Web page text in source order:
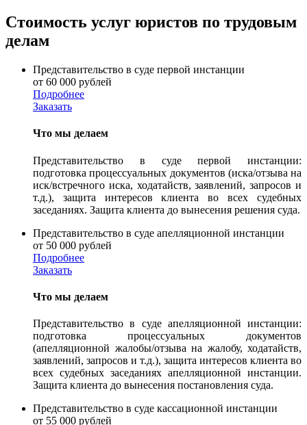
Стоимость услуг юристов по трудовым
делам
Представительство в суде первой инстанции
от 60 000 рублей
Подробнее
Заказать
Что мы делаем
Представительство в суде первой инстанции:
подготовка процессуальных документов (иска/отзыва на
иск/встречного иска, ходатайств, заявлений, запросов и
т.д.), защита интересов клиента во всех судебных
заседаниях. Защита клиента до вынесения решения суда.
Представительство в суде апелляционной инстанции
от 50 000 рублей
Подробнее
Заказать
Что мы делаем
Представительство в суде апелляционной инстанции:
подготовка процессуальных документов
(апелляционной жалобы/отзыва на жалобу, ходатайств,
заявлений, запросов и т.д.), защита интересов клиента во
всех судебных заседаниях апелляционной инстанции.
Защита клиента до вынесения постановления суда.
Представительство в суде кассационной инстанции
от 55 000 рублей